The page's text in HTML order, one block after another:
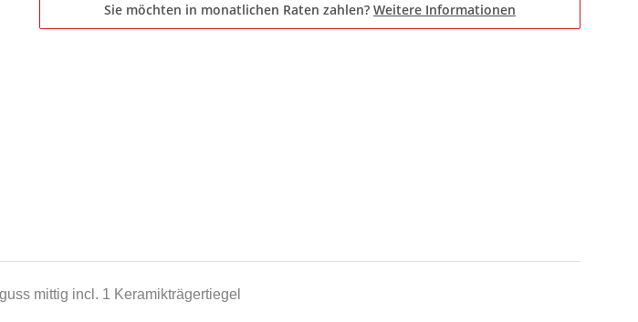
Sie möchten in monatlichen Raten zahlen? Weitere Informationen
mittig incl. 1 Keramikträgertiegel